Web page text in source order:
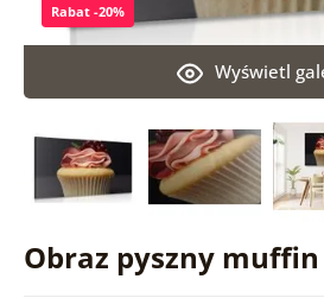
Obraz pyszny muffin
Wyświetl
Rabat -20%